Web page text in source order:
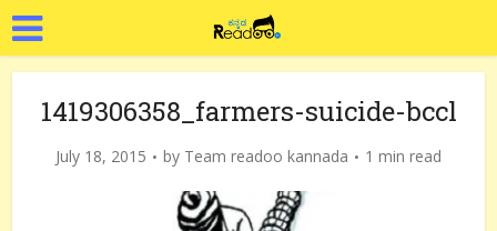
1419306358_farmers-suicide-bccl
July 18, 2015 by Team readoo kannada 1 min read